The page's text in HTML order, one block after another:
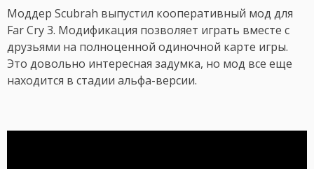
Моддер Scubrah выпустил кооперативный мод для
Far Cry 3. Модификация позволяет играть вместе с
друзьями на полноценной одиночной карте игры.
Это довольно интересная задумка, но мод все еще
находится в стадии альфа-версии.